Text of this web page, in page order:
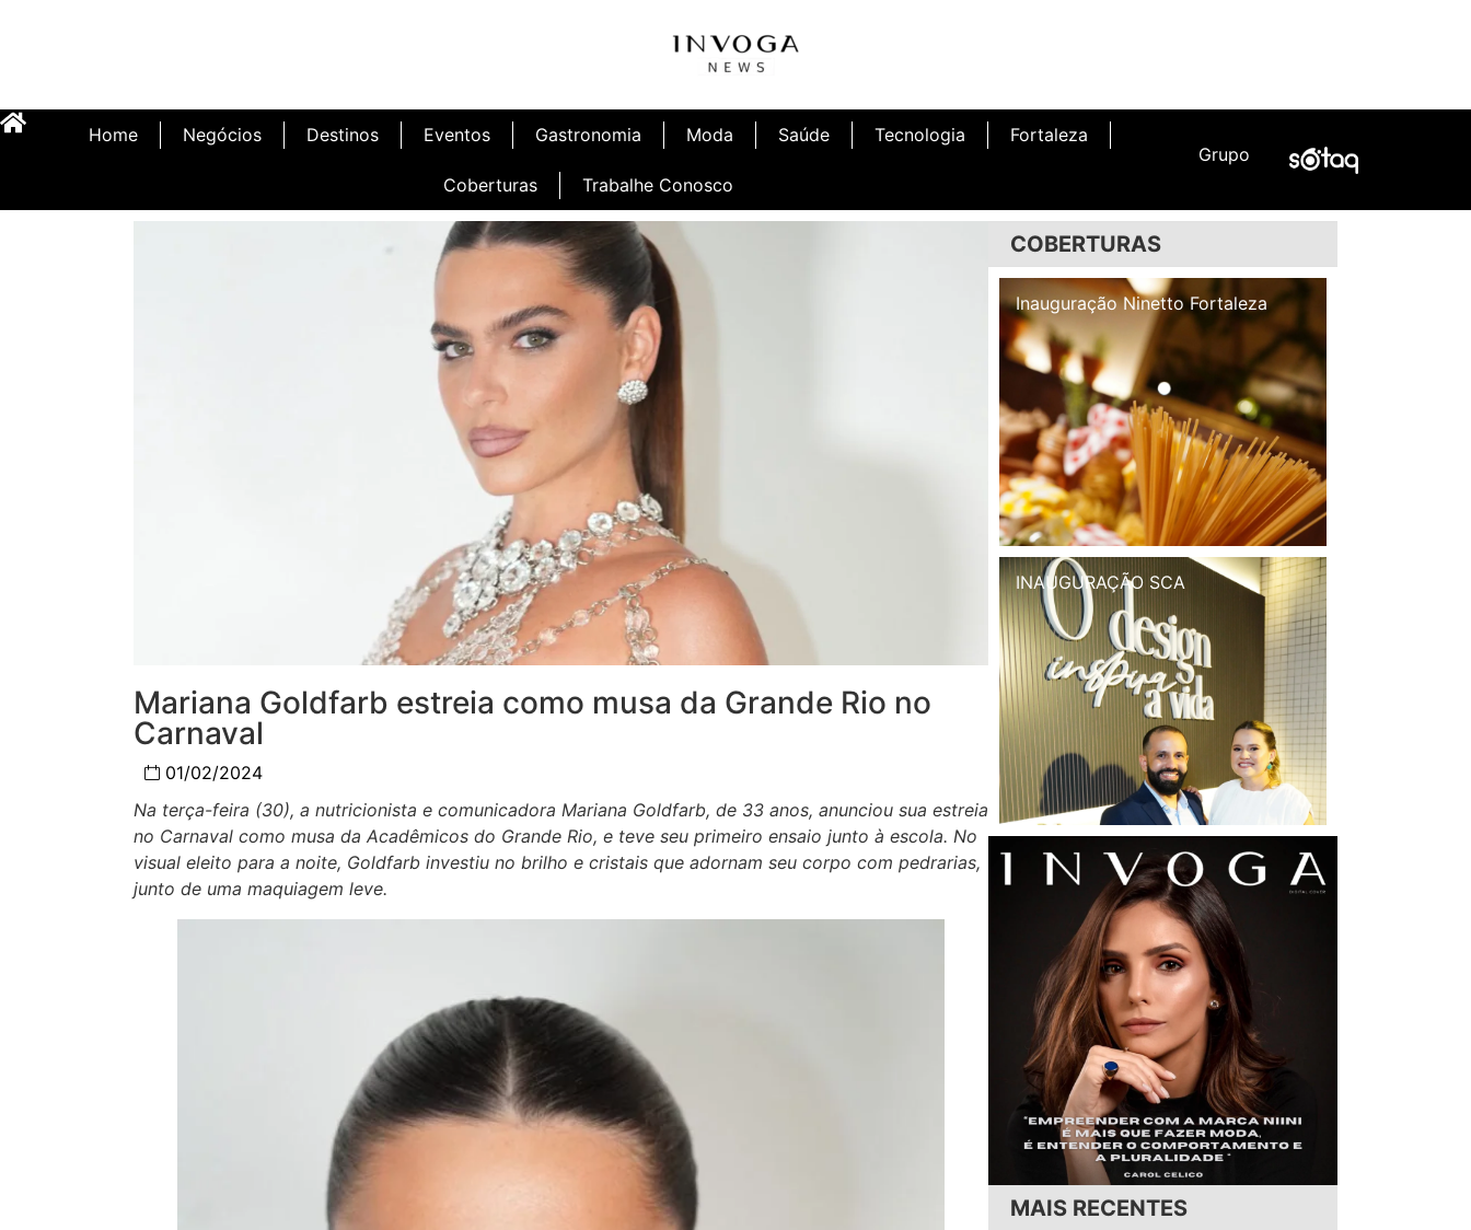
Home Negócios Destinos Eventos Gastronomia Moda Saúde Tecnologia Fortaleza
Coberturas Trabalhe Conosco
Grupo
Mariana Goldfarb estreia como musa da Grande Rio no
Carnaval
01/02/2024
Na terça-feira (30), a nutricionista e comunicadora Mariana Goldfarb, de 33 anos, anunciou sua estreia
no Carnaval como musa da Acadêmicos do Grande Rio, e teve seu primeiro ensaio junto à escola. No
visual eleito para a noite, Goldfarb investiu no brilho e cristais que adornam seu corpo com pedrarias,
junto de uma maquiagem leve.
COBERTURAS
Inauguração Ninetto Fortaleza Inauguração Illa Café
INAUGURAÇÃO SCA
MAIS RECENTES